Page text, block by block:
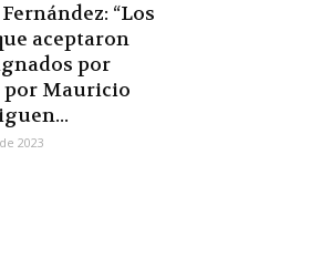
“Los
aceptaron
por
por Mauricio
2023